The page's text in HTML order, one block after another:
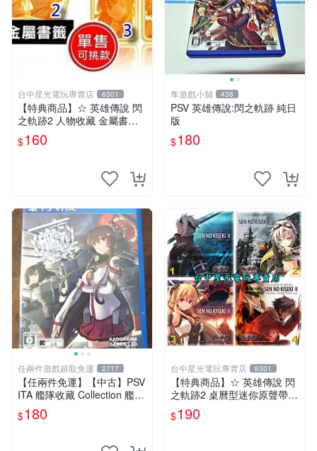
台中星光電玩專賣店 6301
【特典商品】☆ 英雄傳說 閃
之軌跡2 人物收藏 金屬書籤
☆【單張販售 可挑款】台中
星光電玩
$160
隼遊戲小舖 438
PSV 英雄傳說:閃之軌跡 純日
版
$180
任兩件遊戲超取免運 2717
【任兩件免運】【中古】PSV
ITA 艦隊收藏 Collection 艦隊
收藏 改 純日版
$180
台中星光電玩專賣店 6301
【特典商品】☆ 英雄傳說 閃
之軌跡2 桌曆型迷你原聲帶 C
D ☆全新品【現貨供應 可挑
款】台中星光電玩
$190